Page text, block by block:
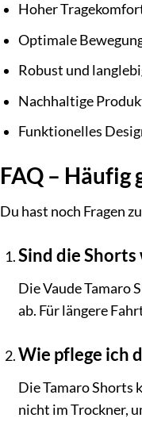
Hoher
Optimale
Robust und
Nachhaltige
Funktionelles
FAQ – Häufig
Du hast noch Fragen
Sind die
Die Vaude Tamaro
ab. Für längere
Wie pflege ich
Die Tamaro Shorts
nicht im Trockner,